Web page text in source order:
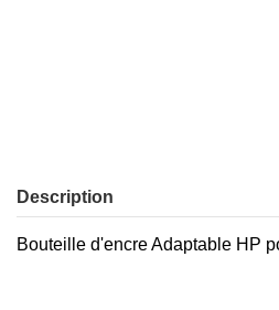
Description
Bouteille d'encre Adaptable HP